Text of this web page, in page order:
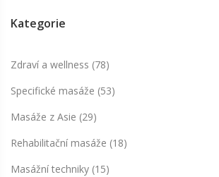
Kategorie
Zdraví a wellness (78)
Specifické masáže (53)
Masáže z Asie (29)
Rehabilitační masáže (18)
Masážní techniky (15)